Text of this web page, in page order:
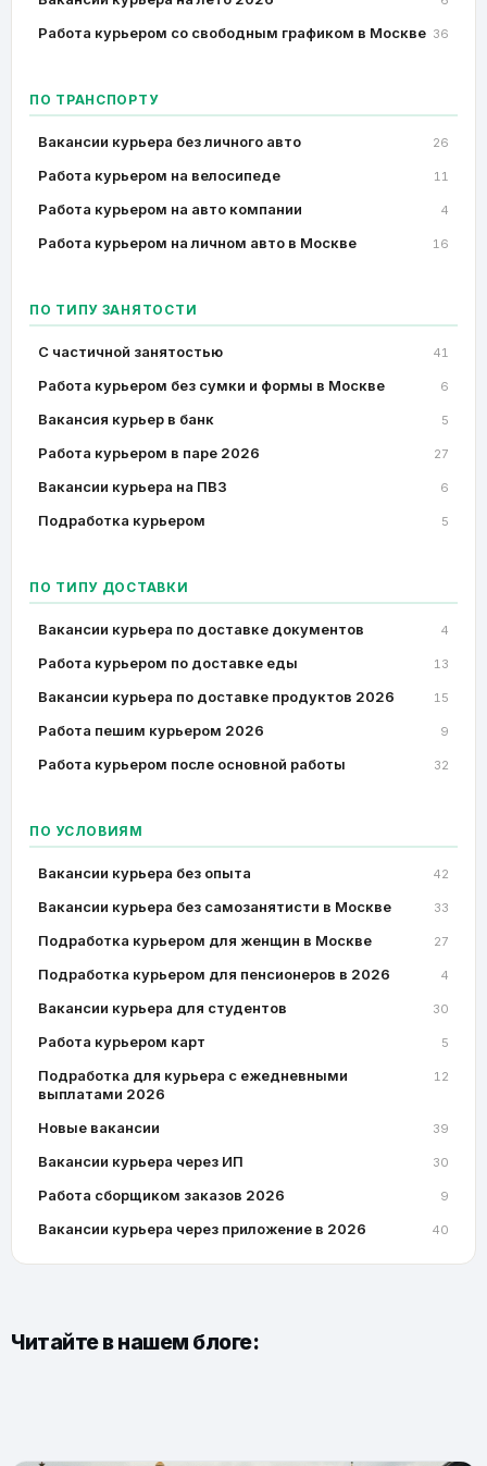
Работа курьером со свободным графиком в Москве 36
ПО ТРАНСПОРТУ
Вакансии курьера без личного авто 26
Работа курьером на велосипеде 11
Работа курьером на авто компании 4
Работа курьером на личном авто в Москве 16
ПО ТИПУ ЗАНЯТОСТИ
C частичной занятостью 41
Работа курьером без сумки и формы в Москве 6
Вакансия курьер в банк 5
Работа курьером в паре 2026 27
Вакансии курьера на ПВЗ 6
Подработка курьером 5
ПО ТИПУ ДОСТАВКИ
Вакансии курьера по доставке документов 4
Работа курьером по доставке еды 13
Вакансии курьера по доставке продуктов 2026 15
Работа пешим курьером 2026 9
Работа курьером после основной работы 32
ПО УСЛОВИЯМ
Вакансии курьера без опыта 42
Вакансии курьера без самозанятисти в Москве 33
Подработка курьером для женщин в Москве 27
Подработка курьером для пенсионеров в 2026 4
Вакансии курьера для студентов 30
Работа курьером карт 5
Подработка для курьера с ежедневными
выплатами 2026
12
Новые вакансии 39
Вакансии курьера через ИП 30
Работа сборщиком заказов 2026 9
Вакансии курьера через приложение в 2026 40
Читайте в нашем блоге: